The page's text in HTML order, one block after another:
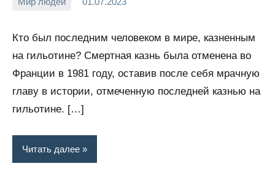
Snow_owl
Кто был последним человеком в мире, казненным
на гильотине? Смертная казнь была отменена во
Франции в 1981 году, оставив после себя мрачную
главу в истории, отмеченную последней казнью на
гильотине. […]
Читать далее